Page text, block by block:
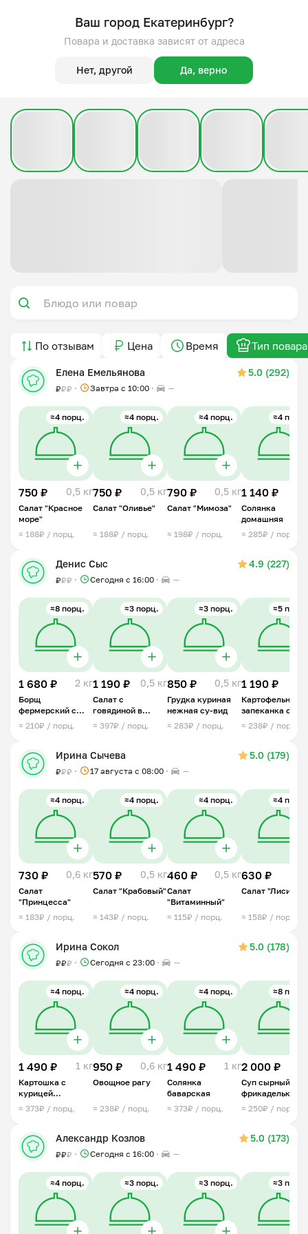
Ваш город Екатеринбург?
Повара и доставка зависят от адреса
Нет, другой Да, верно
По отзывам Цена Время Тип повара
Елена Емельянова 5.0 (292)
₽₽₽ Завтра c 10:00 —
≈4 порц.
750 ₽ 0,5 кг
Салат "Красное
море"
≈ 188₽ / порц.
≈4 порц.
750 ₽ 0,5 кг
Салат "Оливье"
≈ 188₽ / порц.
≈4 порц.
790 ₽ 0,5 кг
Салат "Мимоза"
≈ 198₽ / порц.
≈4 порц.
1 140 ₽
Солянка
домашняя
≈ 285₽ / порц.
Денис Сыс 4.9 (227)
₽₽₽ Сегодня с 16:00 —
≈8 порц.
1 680 ₽ 2 кг
Борщ
фермерский с
говядиной
≈ 210₽ / порц.
≈3 порц.
1 190 ₽ 0,5 кг
Салат с
говядиной в
медово-
горчичной
≈ 397₽ / порц.
≈3 порц.
850 ₽ 0,5 кг
Грудка куриная
нежная су-вид
≈ 283₽ / порц.
≈5 порц.
1 190 ₽
Картофельная
запеканка с
мясным
≈ 238₽ / порц.
Ирина Сычева 5.0 (179)
₽₽₽ 17 августа с 08:00 —
≈4 порц.
730 ₽ 0,6 кг
Салат
"Принцесса"
≈ 183₽ / порц.
≈4 порц.
570 ₽ 0,5 кг
Салат "Крабовый"
≈ 143₽ / порц.
≈4 порц.
460 ₽ 0,5 кг
Салат
"Витаминный"
≈ 115₽ / порц.
≈4 порц.
630 ₽
Салат "Лисичка"
≈ 158₽ / порц.
Ирина Сокол 5.0 (178)
₽₽₽ Сегодня с 23:00 —
≈4 порц.
1 490 ₽ 1 кг
Картошка с
курицей
тушенная
≈ 373₽ / порц.
≈4 порц.
950 ₽ 0,6 кг
Овощное рагу
≈ 238₽ / порц.
≈4 порц.
1 490 ₽ 1 кг
Солянка
баварская
≈ 373₽ / порц.
≈8 порц.
2 000 ₽
Суп сырный с
фрикадельками
≈ 250₽ / порц.
Александр Козлов 5.0 (173)
₽₽₽ Сегодня с 16:00 —
≈4 порц. ≈3 порц. ≈3 порц. ≈3 порц.